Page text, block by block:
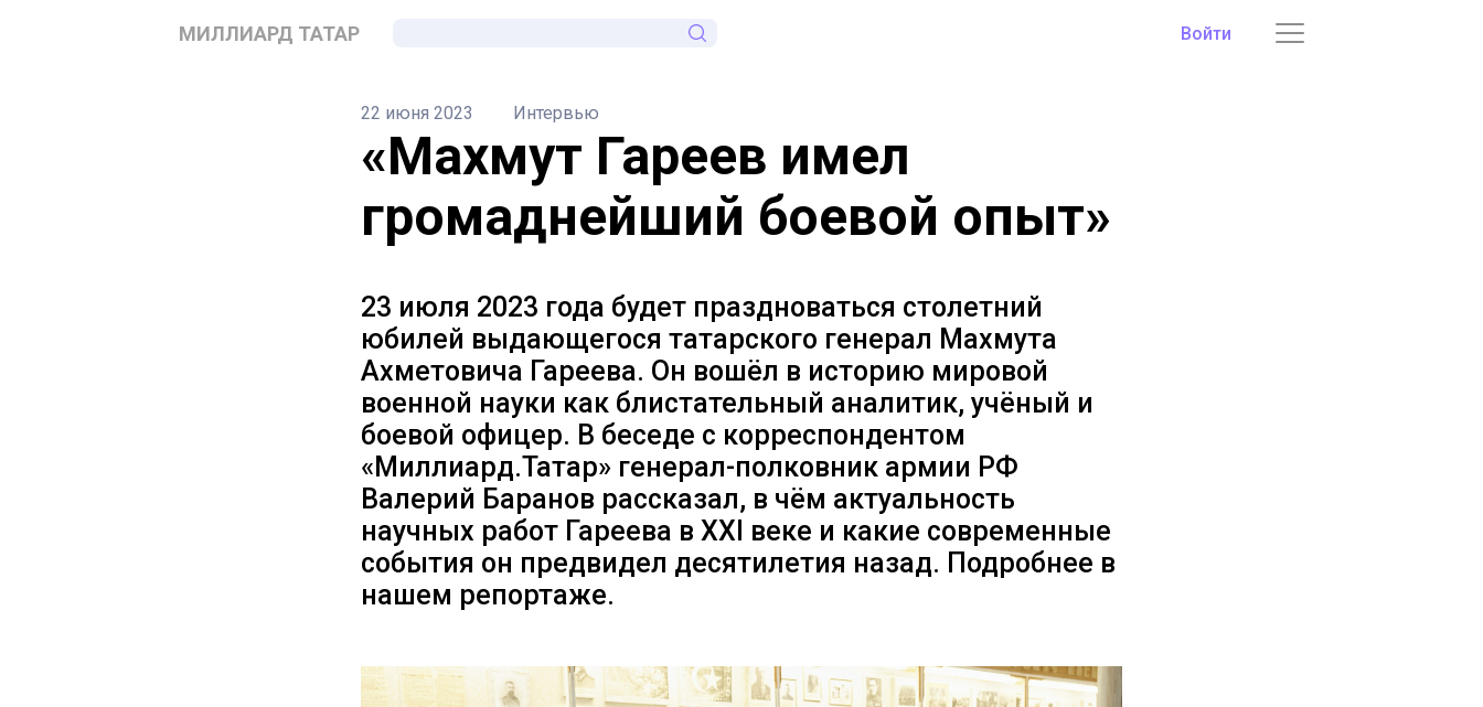
МИЛЛИАРД ТАТАР Войти
22 июня 2023 Интервью
«Махмут Гареев имел
громаднейший боевой опыт»
23 июля 2023 года будет праздноваться столетний
юбилей выдающегося татарского генерал Махмута
Ахметовича Гареева. Он вошёл в историю мировой
военной науки как блистательный аналитик, учёный и
боевой офицер. В беседе с корреспондентом
«Миллиард.Татар» генерал-полковник армии РФ
Валерий Баранов рассказал, в чём актуальность
научных работ Гареева в XXI веке и какие современные
события он предвидел десятилетия назад. Подробнее в
нашем репортаже.